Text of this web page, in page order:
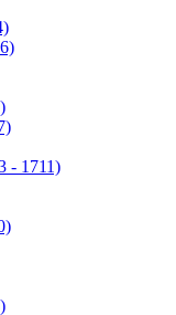
- 1711)